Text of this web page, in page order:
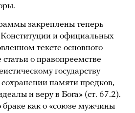
закреплены теперь
и официальных
тексте основного
статьи о правопреемстве
государству
памяти предков,
и веру в Бога» (ст. 67.2).
браке как о «союзе мужчины